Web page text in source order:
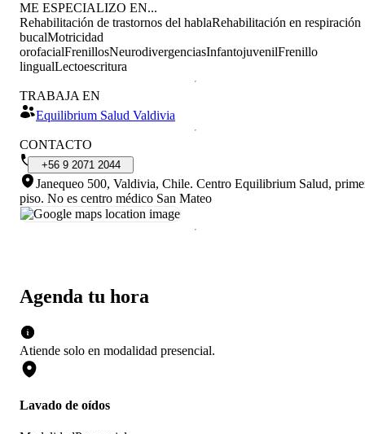
Agenda tu hora
Atiende solo en modalidad presencial.
Lavado de oídos
ME ESPECIALIZO EN...
Rehabilitación de trastornos del hablaRehabilitación en respiración
bucalMotricidad
orofacialFrenillosNeurodivergenciasInfantojuvenilFrenillo
lingualLectoescritura
TRABAJA EN
Equilibrium Salud Valdivia
CONTACTO
+56 9 2071 2044
Janequeo 500, Valdivia, Chile. Centro Equilibrium Salud,
piso. No es centro médico San Mateo